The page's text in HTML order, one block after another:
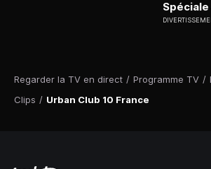
Regarder la TV en direct / Programme TV /
Clips / Urban Club 10 France